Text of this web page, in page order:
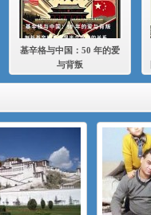
基辛格与中国：50 年的爱
与背叛